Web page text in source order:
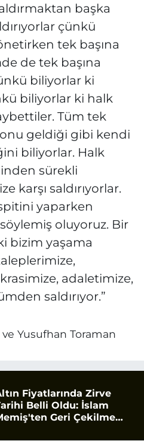
başka
çünkü
tek başına
de tek başına
biliyorlar ki
biliyorlar ki halk
Tüm tek
geldiği gibi kendi
biliyorlar. Halk
sürekli
karşı saldırıyorlar.
yaparken
oluyoruz. Bir
bizim yaşama
adaletimize,
saldırıyor.”
Yusufhan Toraman
Fiyatlarında Zirve
Belli Oldu: İslam
Geri Çekilme